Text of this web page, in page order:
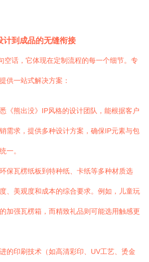
计到成品的无缝衔接
空话，它体现在定制流程的每一个细节。专
供一站式解决方案：
悉《熊出没》IP风格的设计团队，能根据客户
需求，提供多种设计方案，确保IP元素与包
一。
环保瓦楞纸板到特种纸、卡纸等多种材质选
、美观度和成本的综合要求。例如，儿童玩
加强瓦楞箱，而精致礼品则可能选用触感更
进的印刷技术（如高清彩印、UV工艺、烫金